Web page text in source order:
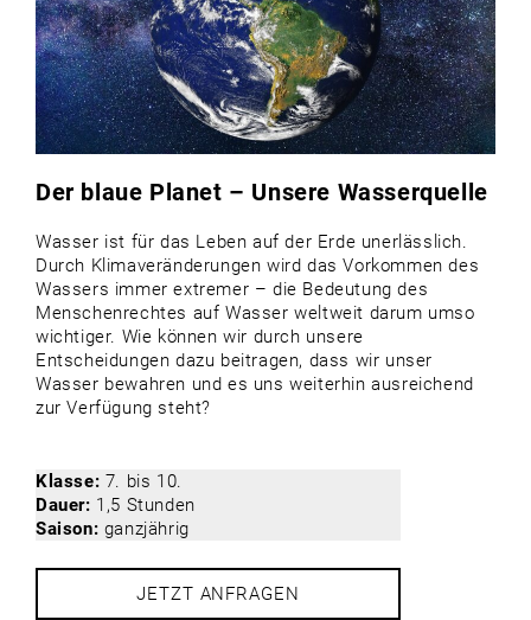
Der blaue Planet – Unsere Wasserquelle
Wasser ist für das Leben auf der Erde unerlässlich.
Durch Klimaveränderungen wird das Vorkommen des
Wassers immer extremer – die Bedeutung des
Menschenrechtes auf Wasser weltweit darum umso
wichtiger. Wie können wir durch unsere
Entscheidungen dazu beitragen, dass wir unser
Wasser bewahren und es uns weiterhin ausreichend
zur Verfügung steht?
Klasse: 7. bis 10.
Dauer: 1,5 Stunden
Saison: ganzjährig
JETZT ANFRAGEN